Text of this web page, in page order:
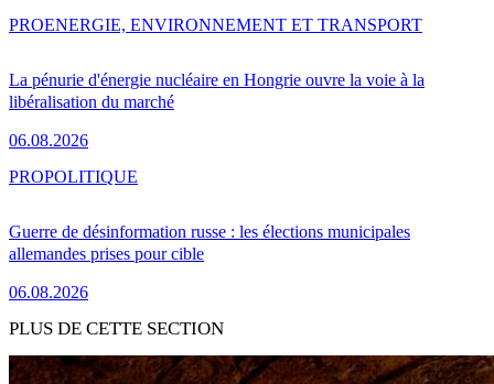
La pénurie d'énergie nucléaire en Hongrie ouvre la voie à la
libéralisation du marché
06.08.2026
PROENERGIE, ENVIRONNEMENT ET TRANSPORT
Guerre de désinformation russe : les élections municipales
allemandes prises pour cible
06.08.2026
PROPOLITIQUE
PLUS DE CETTE SECTION